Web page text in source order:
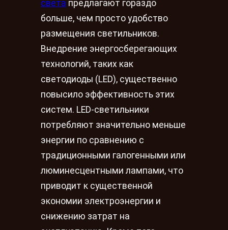
света предлагают гораздо
больше, чем просто удобство
размещения светильников.
Внедрение энергосберегающих
технологий, таких как
светодиоды (LED), существенно
повысило эффективность этих
систем. LED-светильники
потребляют значительно меньше
энергии по сравнению с
традиционными галогенными или
люминесцентными лампами, что
приводит к существенной
экономии электроэнергии и
снижению затрат на